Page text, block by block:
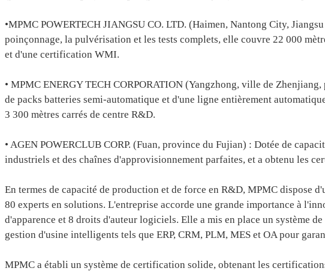
•MPMC POWERTECH JIANGSU CO. LTD. (Haimen, Nantong City,
poinçonnage, la pulvérisation et les tests complets, elle couvre 22 000
et d'une certification WMI.
• MPMC ENERGY TECH CORPORATION (Yangzhong, ville de
de packs batteries semi-automatique et d'une ligne entièrement
3 300 mètres carrés de centre R&D.
• AGEN POWERCLUB CORP. (Fuan, province du Fujian) : Dotée de
industriels et des chaînes d'approvisionnement parfaites, et a obtenu les
En termes de capacité de production et de force en R&D, MPMC dispose
80 experts en solutions. L'entreprise accorde une grande importance à
d'apparence et 8 droits d'auteur logiciels. Elle a mis en place un système
gestion d'usine intelligents tels que ERP, CRM, PLM, MES et OA pour
MPMC a établi un système de certification solide, obtenant les